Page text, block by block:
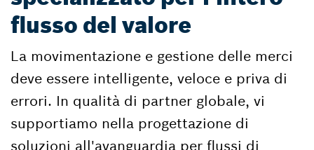
flusso del valore
La movimentazione e gestione delle merci
deve essere intelligente, veloce e priva di
errori. In qualità di partner globale, vi
supportiamo nella progettazione di
soluzioni all'avanguardia per flussi di